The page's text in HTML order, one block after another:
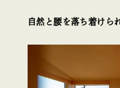
自然と腰を落ち着けら